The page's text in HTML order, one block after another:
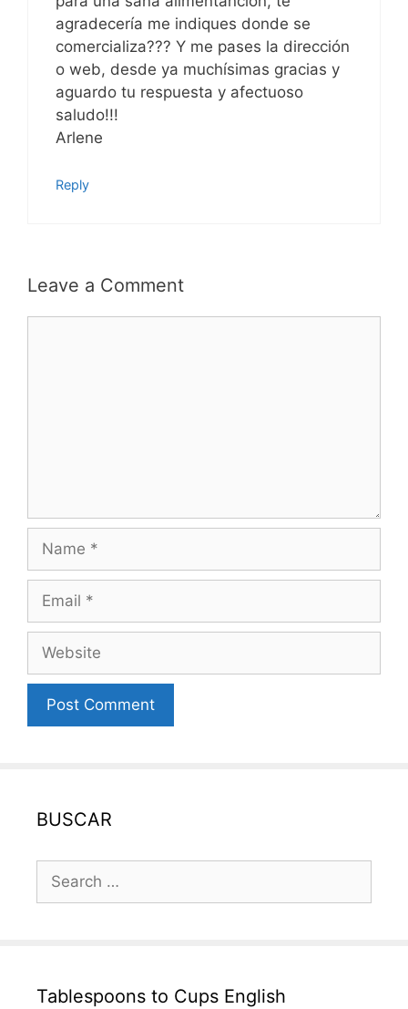
agradecería me indiques donde se
comercializa??? Y me pases la dirección
o web, desde ya muchísimas gracias y
aguardo tu respuesta y afectuoso
saludo!!!
Arlene
Reply
Leave a Comment
Name
Email
Website
BUSCAR
Search
for:
Tablespoons to Cups English